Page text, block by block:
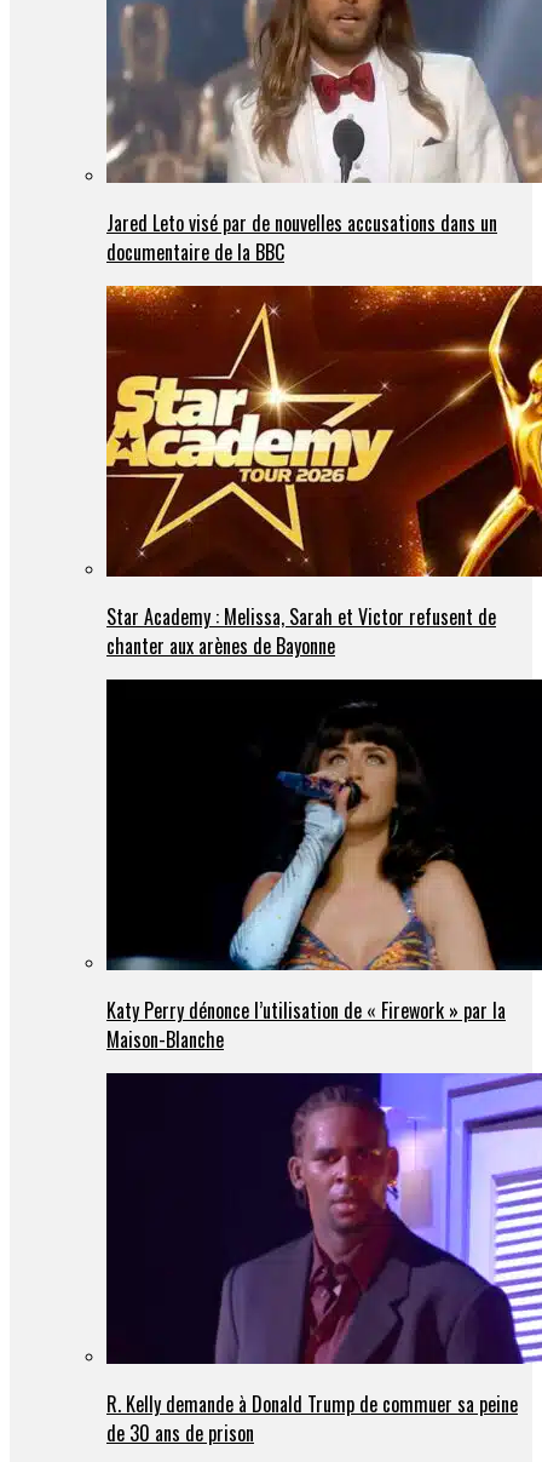
Jared Leto visé par de nouvelles accusations dans un
documentaire de la BBC
Star Academy : Melissa, Sarah et Victor refusent de
chanter aux arènes de Bayonne
Katy Perry dénonce l’utilisation de « Firework » par la
Maison-Blanche
R. Kelly demande à Donald Trump de commuer sa peine
de 30 ans de prison